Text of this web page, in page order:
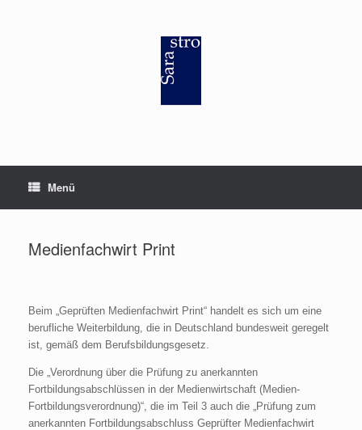
Menü
Medienfachwirt Print
Beim „Geprüften Medienfachwirt Print“ handelt es sich um eine
berufliche Weiterbildung, die in Deutschland bundesweit geregelt
ist, gemäß dem Berufsbildungsgesetz.
Die „Verordnung über die Prüfung zu anerkannten
Fortbildungsabschlüssen in der Medienwirtschaft (Medien-
Fortbildungsverordnung)“, die im Teil 3 auch die „Prüfung zum
anerkannten Fortbildungsabschluss Geprüfter Medienfachwirt